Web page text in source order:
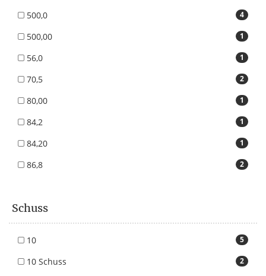
4
500,0
1
500,00
1
56,0
2
70,5
1
80,00
1
84,2
1
84,20
2
86,8
Schuss
5
10
2
10 Schuss